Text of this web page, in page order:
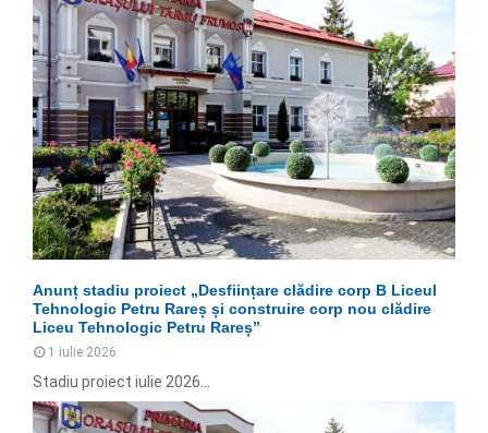
Anunț stadiu proiect „Desființare clădire corp B Liceul
Tehnologic Petru Rareș și construire corp nou clădire
Liceu Tehnologic Petru Rareș”
1 iulie 2026
Stadiu proiect iulie 2026...